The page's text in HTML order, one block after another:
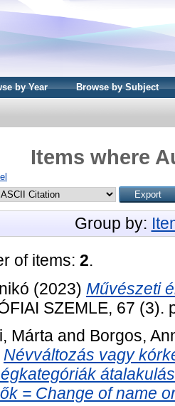
by Year Browse by Subject
Items where
Group by:
of items: 2.
(2023) Művészeti
SZEMLE, 67 (3).
Márta and Borgos,
Névváltozás vagy
= Change of name